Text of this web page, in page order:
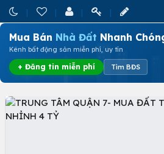
Mua Bán Nhà Đất Nhanh
Kênh bất động sản miễn phí, uy tín
+ Đăng tin miễn phí Tìm BĐS